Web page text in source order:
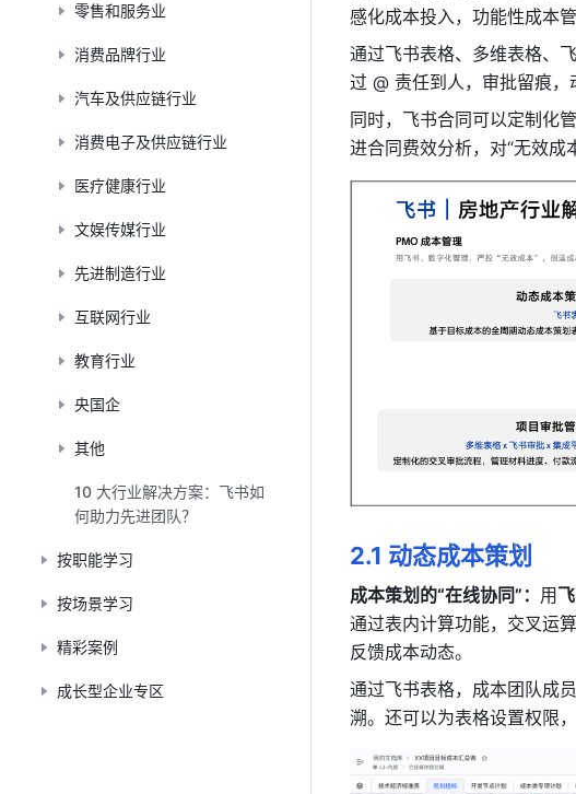
零售和服务业
消费品牌行业
汽车及供应链行业
消费电子及供应链行业
医疗健康行业
文娱传媒行业
先进制造行业
互联网行业
教育行业
央国企
其他
10 大行业解决方案：飞书如
何助力先进团队？
按职能学习
按场景学习
精彩案例
成长型企业专区
感化成本投入，功能性成本管
通过飞书表格、多维表格、
过 @ 责任到人，审批留痕，
同时，飞书合同可以定制化
进合同费效分析，对“无效成
2.1 动态成本策划
成本策划的“在线协同”： 用
通过表内计算功能，交叉运
反馈成本动态。
通过飞书表格，成本团队成
溯。还可以为表格设置权限